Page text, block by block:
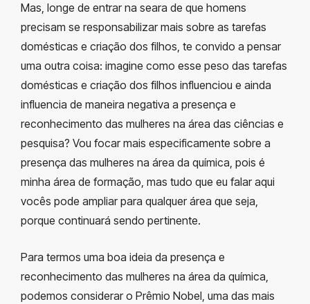
Mas, longe de entrar na seara de que homens
precisam se responsabilizar mais sobre as tarefas
domésticas e criação dos filhos, te convido a pensar
uma outra coisa: imagine como esse peso das tarefas
domésticas e criação dos filhos influenciou e ainda
influencia de maneira negativa a presença e
reconhecimento das mulheres na área das ciências e
pesquisa? Vou focar mais especificamente sobre a
presença das mulheres na área da química, pois é
minha área de formação, mas tudo que eu falar aqui
vocês pode ampliar para qualquer área que seja,
porque continuará sendo pertinente.
Para termos uma boa ideia da presença e
reconhecimento das mulheres na área da química,
podemos considerar o Prêmio Nobel, uma das mais